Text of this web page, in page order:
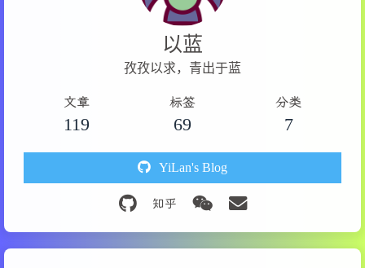
以蓝
孜孜以求，青出于蓝
文章
119
标签
69
分类
7
YiLan's Blog